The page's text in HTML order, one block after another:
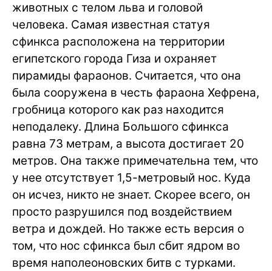
животных с телом льва и головой
человека. Самая известная статуя
сфинкса расположена на территории
египетского города Гиза и охраняет
пирамиды фараонов. Считается, что она
была сооружена в честь фараона Хефрена,
гробница которого как раз находится
неподалеку. Длина Большого сфинкса
равна 73 метрам, а высота достигает 20
метров. Она также примечательна тем, что
у нее отсутствует 1,5-метровый нос. Куда
он исчез, никто не знает. Скорее всего, он
просто разрушился под воздействием
ветра и дождей. Но также есть версия о
том, что нос сфинкса был сбит ядром во
время наполеоновских битв с турками.